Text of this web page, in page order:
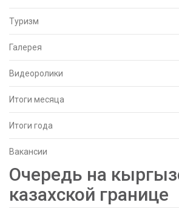
Туризм
Галерея
Видеоролики
Итоги месяца
Итоги года
Вакансии
Очередь на
казахской границе